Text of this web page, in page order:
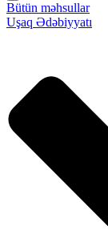
Bütün məhsullar
Uşaq Ədəbiyyatı